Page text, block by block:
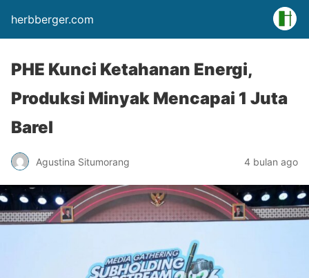
herbberger.com
PHE Kunci Ketahanan Energi,
Produksi Minyak Mencapai 1 Juta
Barel
Agustina Situmorang 4 bulan ago